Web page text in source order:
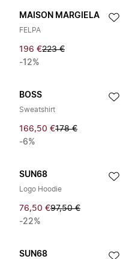
MAISON MARGIELA
FELPA
196 €223 €
-12%
BOSS
Sweatshirt
166,50 €178 €
-6%
SUN68
Logo Hoodie
76,50 €97,50 €
-22%
SUN68